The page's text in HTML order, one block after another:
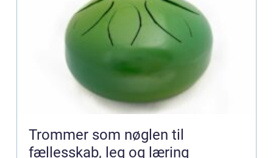
Trommer som nøglen til
fællesskab, leg og læring